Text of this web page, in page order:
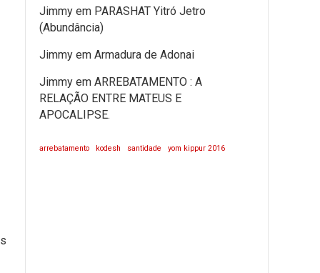
Jimmy em PARASHAT Yitró Jetro
(Abundância)
Jimmy em Armadura de Adonai
Jimmy em ARREBATAMENTO : A
RELAÇÃO ENTRE MATEUS E
APOCALIPSE.
arrebatamento kodesh santidade yom kippur 2016